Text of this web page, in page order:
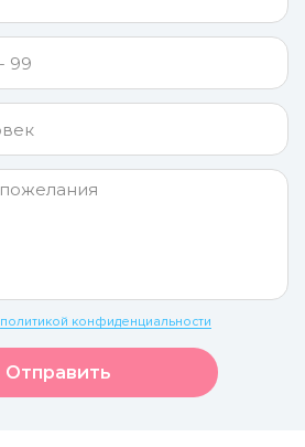
политикой конфиденциальности
Отправить